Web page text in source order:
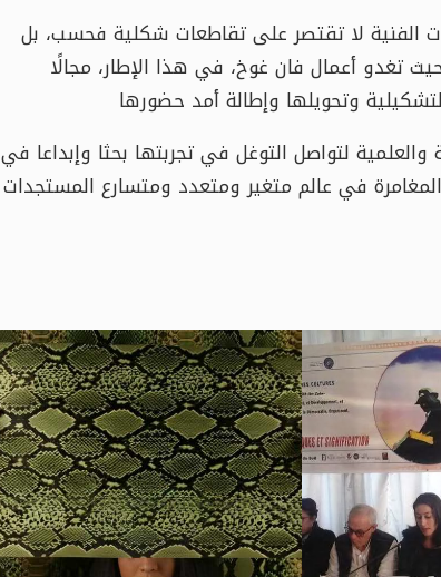
الفنية لا تقتصر على تقاطعات شكلية فحسب، بل
تغدو أعمال فان غوخ، في هذا الإطار، مجالًا
وتحويلها وإطالة أمد حضورها
لتواصل التوغل في تجربتها بحثا وإبداعا في
في عالم متغير ومتعدد ومتسارع المستجدات